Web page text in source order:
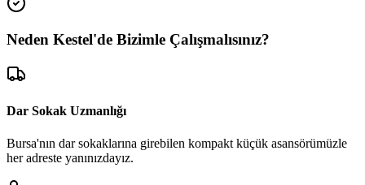
Neden Kestel'de Bizimle Çalışmalısınız?
Dar Sokak Uzmanlığı
Bursa'nın dar sokaklarına girebilen kompakt küçük asansörümüzle
her adreste yanınızdayız.